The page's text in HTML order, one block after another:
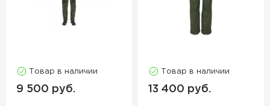
Товар в наличии
9 500 руб.
Товар в наличии
13 400 руб.